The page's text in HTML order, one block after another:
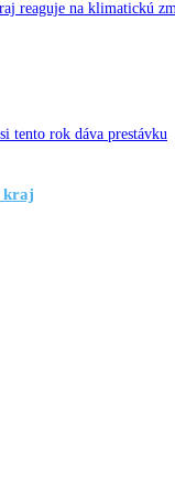
reaguje na klimatickú
tento rok dáva prestávku